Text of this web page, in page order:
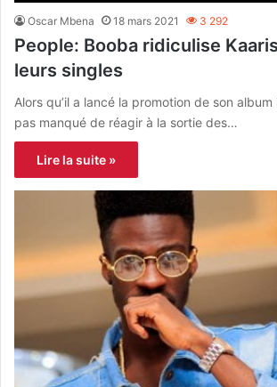
Oscar Mbena 18 mars 2021 3 292
People: Booba ridiculise
leurs singles
Alors qu’il a lancé la promotion de son album
pas manqué de réagir à la sortie des…
Lire la suite »